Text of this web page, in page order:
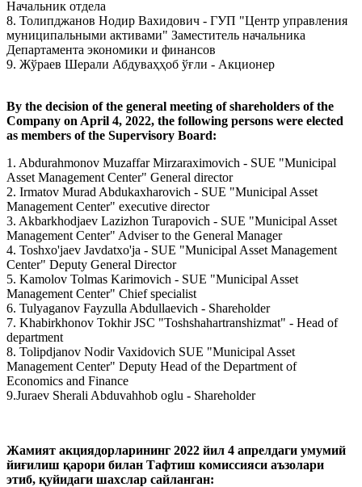
Начальник отдела
8. Толипджанов Нодир Вахидович - ГУП "Центр управления
муниципальными активами" Заместитель начальника
Департамента экономики и финансов
9. Жўраев Шерали Абдуваҳҳоб ўғли - Aкционер
By the decision of the general meeting of shareholders of the
Company on April 4, 2022, the following persons were elected
as members of the Supervisory Board:
1. Abdurahmonov Muzaffar Mirzaraximovich - SUE "Municipal
Asset Management Center" General director
2. Irmatov Murad Abdukaxharovich - SUE "Municipal Asset
Management Center" executive director
3. Akbarkhodjaev Lazizhon Turapovich - SUE "Municipal Asset
Management Center" Adviser to the General Manager
4. Toshxo'jaev Javdatxo'ja - SUE "Municipal Asset Management
Center" Deputy General Director
5. Kamolov Tolmas Karimovich - SUE "Municipal Asset
Management Center" Chief specialist
6. Tulyaganov Fayzulla Abdullaevich - Shareholder
7. Khabirkhonov Tokhir JSC "Toshshahartranshizmat" - Head of
department
8. Tolipdjanov Nodir Vaxidovich SUE "Municipal Asset
Management Center" Deputy Head of the Department of
Economics and Finance
9.Juraev Sherali Abduvahhob oglu - Shareholder
Жамият акциядорларининг 2022 йил 4 апрелдаги умумий
йиғилиш қарори билан Тафтиш комиссияси аъзолари
этиб, қуйидаги шахслар сайланган: